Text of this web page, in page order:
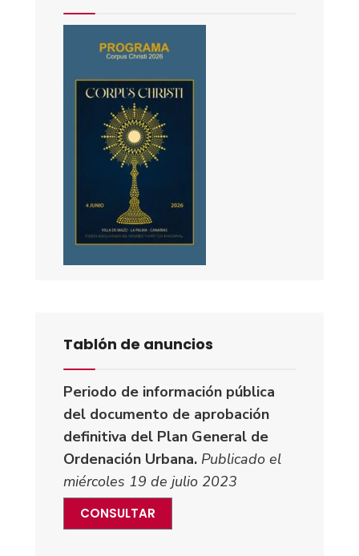
Tablón de anuncios
Periodo de información pública
del documento de aprobación
definitiva del Plan General de
Ordenación Urbana. Publicado el
miércoles 19 de julio 2023
CONSULTAR